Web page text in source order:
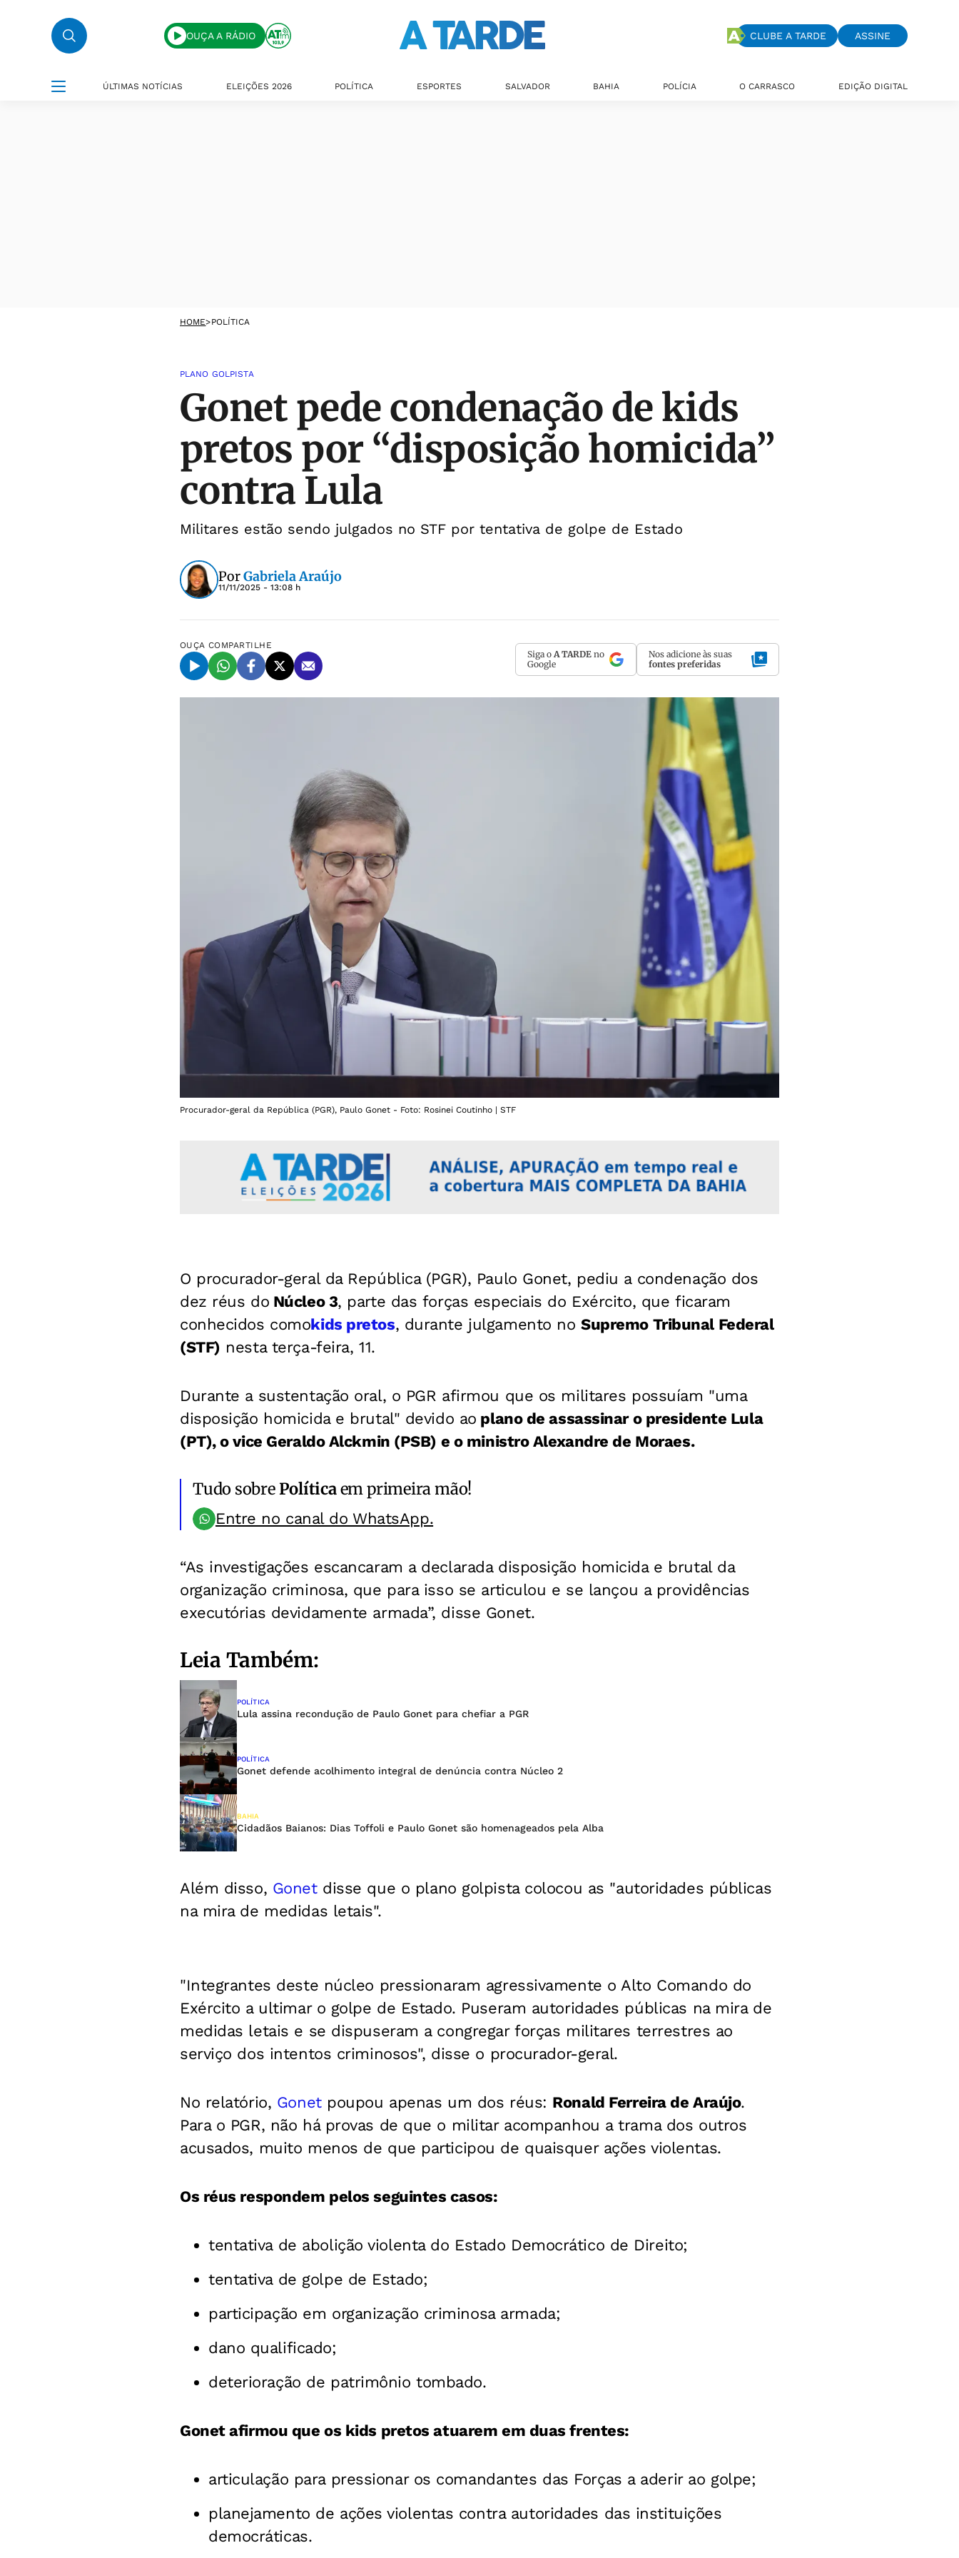
OUÇA A RÁDIO CLUBE A TARDE ASSINE
ÚLTIMAS NOTÍCIAS ELEIÇÕES 2026 POLÍTICA ESPORTES SALVADOR BAHIA POLÍCIA O CARRASCO EDIÇÃO DIGITAL
HOME>POLÍTICA
PLANO GOLPISTA
Gonet pede condenação de kids
pretos por “disposição homicida”
contra Lula
Militares estão sendo julgados no STF por tentativa de golpe de Estado
PorGabriela Araújo
11/11/2025 - 13:08 h
OUÇA COMPARTILHE
Siga o A TARDE no
Google
Nos adicione às suas
fontes preferidas
Procurador-geral da República (PGR), Paulo Gonet - Foto: Rosinei Coutinho | STF
O procurador-geral da República (PGR), Paulo Gonet, pediu a condenação dos
dez réus do Núcleo 3, parte das forças especiais do Exército, que ficaram
conhecidos comokids pretos, durante julgamento noSupremo Tribunal Federal
(STF) nesta terça-feira, 11.
Durante a sustentação oral, o PGR afirmou que os militares possuíam "uma
disposição homicida e brutal" devido ao plano de assassinar o presidente Lula
(PT), o vice Geraldo Alckmin (PSB) e o ministro Alexandre de Moraes.
Tudo sobrePolíticaem primeira mão!
Entre no canal do WhatsApp.
“As investigações escancaram a declarada disposição homicida e brutal da
organização criminosa, que para isso se articulou e se lançou a providências
executórias devidamente armada”, disse Gonet.
Leia Também:
POLÍTICA
Lula assina recondução de Paulo Gonet para chefiar a PGR
POLÍTICA
Gonet defende acolhimento integral de denúncia contra Núcleo 2
BAHIA
Cidadãos Baianos: Dias Toffoli e Paulo Gonet são homenageados pela Alba
Além disso, Gonetdisse que o plano golpista colocou as "autoridades públicas
na mira de medidas letais".
"Integrantes deste núcleo pressionaram agressivamente o Alto Comando do
Exército a ultimar o golpe de Estado. Puseram autoridades públicas na mira de
medidas letais e se dispuseram a congregar forças militares terrestres ao
serviço dos intentos criminosos", disse o procurador-geral.
No relatório, Gonetpoupou apenas um dos réus: Ronald Ferreira de Araújo.
Para o PGR, não há provas de que o militar acompanhou a trama dos outros
acusados, muito menos de que participou de quaisquer ações violentas.
Os réus respondem pelos seguintes casos:
tentativa de abolição violenta do Estado Democrático de Direito;
tentativa de golpe de Estado;
participação em organização criminosa armada;
dano qualificado;
deterioração de patrimônio tombado.
Gonet afirmou que os kids pretos atuarem em duas frentes:
articulação para pressionar os comandantes das Forças a aderir ao golpe;
planejamento de ações violentas contra autoridades das instituições
democráticas.